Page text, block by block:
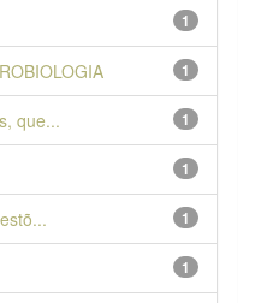
1
1
1
que...
1
1
1